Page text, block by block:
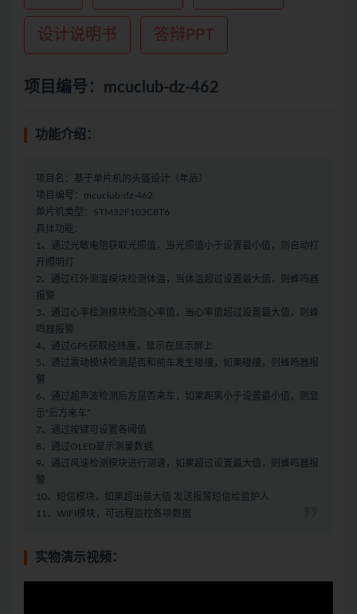
设计说明书 答辩PPT
项目编号：mcuclub-dz-462
功能介绍：
项目名：基于单片机的头盔设计（年后）
项目编号：mcuclub-dz-462
单片机类型：STM32F103C8T6
具体功能：
1、通过光敏电阻获取光照值，当光照值小于设置最小值，则自动打
开照明灯
2、通过红外测温模块检测体温，当体温超过设置最大值，则蜂鸣器
报警
3、通过心率检测模块检测心率值，当心率值超过设置最大值，则蜂
鸣器报警
4、通过GPS获取经纬度，显示在显示屏上
5、通过震动模块检测是否和前车发生碰撞，如果碰撞，则蜂鸣器报
警
6、通过超声波检测后方是否来车，如果距离小于设置最小值，则显
示“后方来车”
7、通过按键可设置各阈值
8、通过OLED显示测量数据
9、通过风速检测模块进行测速，如果超过设置最大值，则蜂鸣器报
警
10、短信模块，如果超出最大值 发送报警短信给监护人
11、WIFI模块，可远程监控各项数据
实物演示视频：